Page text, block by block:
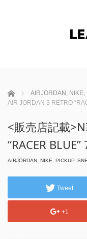
ホーム AIRJORDAN , NIKE,
AIR JORDAN 3 RETRO
<販売店記載
“RACER
AIRJORDAN NIKE PICKUP
Tweet
+1